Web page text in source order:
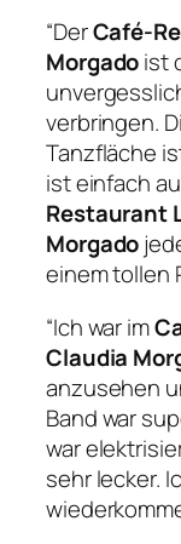
“DerCafé-
Morgadoist
verbringen.
Tanzfläche
ist einfach
Restaurant
Morgado
einem tollen
“Ich war im
Claudia
anzusehen
Band war
war
sehr lecker.